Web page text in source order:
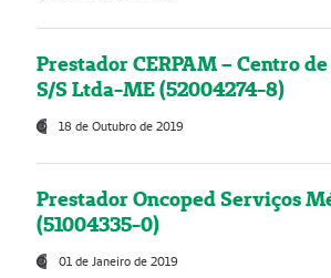
Prestador CERPAM – Centro
S/S Ltda-ME (52004274-8)
18 de Outubro de 2019
Prestador Oncoped Serviços
(51004335-0)
01 de Janeiro de 2019